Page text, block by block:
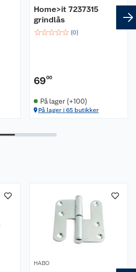
Home>it 7237315
grindlås
☆☆☆☆☆ (0)
6900
På lager (+100)
På lager i 65 butikker
HABO